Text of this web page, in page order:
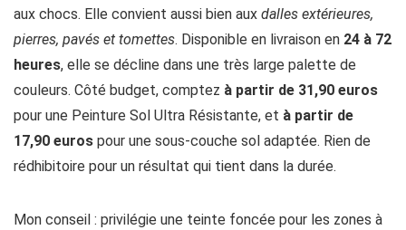
aux chocs. Elle convient aussi bien aux dalles extérieures,
pierres, pavés et tomettes. Disponible en livraison en 24 à 72
heures, elle se décline dans une très large palette de
couleurs. Côté budget, comptez à partir de 31,90 euros
pour une Peinture Sol Ultra Résistante, et à partir de
17,90 euros pour une sous-couche sol adaptée. Rien de
rédhibitoire pour un résultat qui tient dans la durée.
Mon conseil : privilégie une teinte foncée pour les zones à